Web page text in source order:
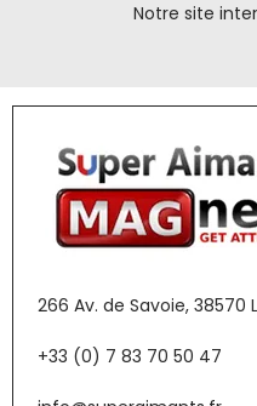
Notre site
266 Av. de Savoie, 38570
+33 (0) 7 83 70 50 47